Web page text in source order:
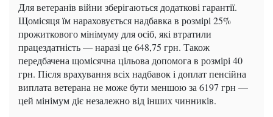
Для ветеранів війни зберігаються додаткові гарантії.
Щомісяця їм нараховується надбавка в розмірі 25%
прожиткового мінімуму для осіб, які втратили
працездатність — наразі це 648,75 грн. Також
передбачена щомісячна цільова допомога в розмірі 40
грн. Після врахування всіх надбавок і доплат пенсійна
виплата ветерана не може бути меншою за 6197 грн —
цей мінімум діє незалежно від інших чинників.